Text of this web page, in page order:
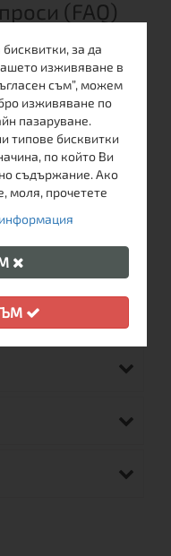
(FAQ)
X-LS?
има по-добра
конструкция,
X-LS е само за
проектирани за
при първото
подплата.
но за игра на
и завои)
заточване преди
за да
изживяване в
съм”, можем
изживяване по
пазаруване.
типове бисквитки
по който Ви
съдържание. Ако
моля, прочетете